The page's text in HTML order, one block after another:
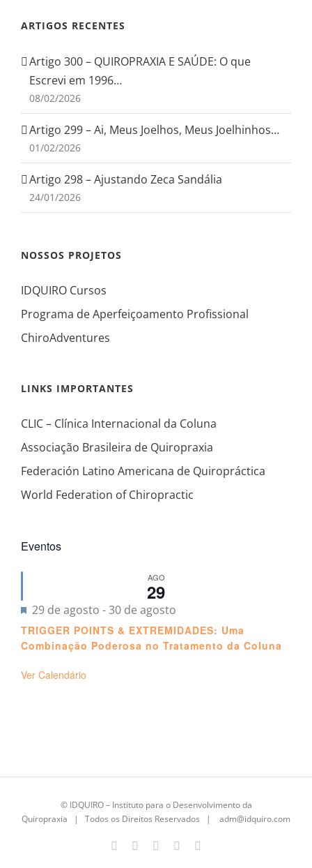
ARTIGOS RECENTES
Artigo 300 – QUIROPRAXIA E SAÚDE: O que
Escrevi em 1996…
08/02/2026
Artigo 299 – Ai, Meus Joelhos, Meus Joelhinhos…
01/02/2026
Artigo 298 – Ajustando Zeca Sandália
24/01/2026
NOSSOS PROJETOS
IDQUIRO Cursos
Programa de Aperfeiçoamento Profissional
ChiroAdventures
LINKS IMPORTANTES
CLIC – Clínica Internacional da Coluna
Associação Brasileira de Quiropraxia
Federación Latino Americana de Quiropráctica
World Federation of Chiropractic
Eventos
AGO
29
Destacado
29 de agosto -30 de agosto
TRIGGER POINTS & EXTREMIDADES: Uma
Combinação Poderosa no Tratamento da Coluna
Ver Calendário
© IDQUIRO– Instituto para o Desenvolvimento da
Quiropraxia | Todos os Direitos Reservados | adm@idquiro.com
FacebookInstagram LinkedIn